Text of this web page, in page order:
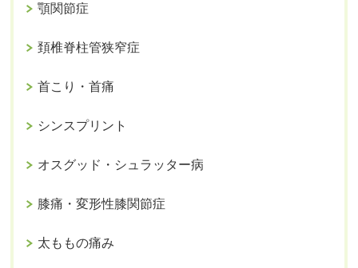
顎関節症
頚椎脊柱管狭窄症
首こり・首痛
シンスプリント
オスグッド・シュラッター病
膝痛・変形性膝関節症
太ももの痛み